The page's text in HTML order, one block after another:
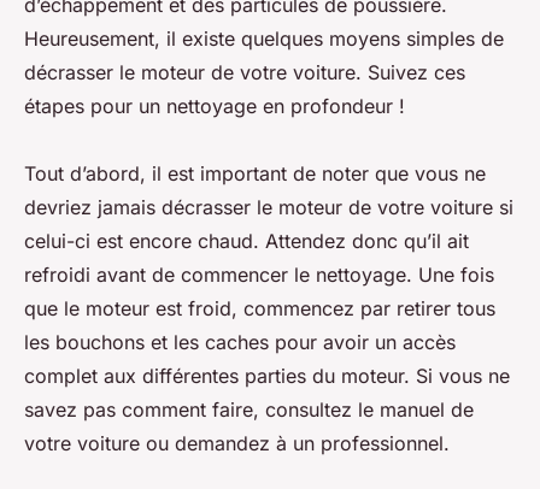
d’échappement et des particules de poussière.
Heureusement, il existe quelques moyens simples de
décrasser le moteur de votre voiture. Suivez ces
étapes pour un nettoyage en profondeur !
Tout d’abord, il est important de noter que vous ne
devriez jamais décrasser le moteur de votre voiture si
celui-ci est encore chaud. Attendez donc qu’il ait
refroidi avant de commencer le nettoyage. Une fois
que le moteur est froid, commencez par retirer tous
les bouchons et les caches pour avoir un accès
complet aux différentes parties du moteur. Si vous ne
savez pas comment faire, consultez le manuel de
votre voiture ou demandez à un professionnel.